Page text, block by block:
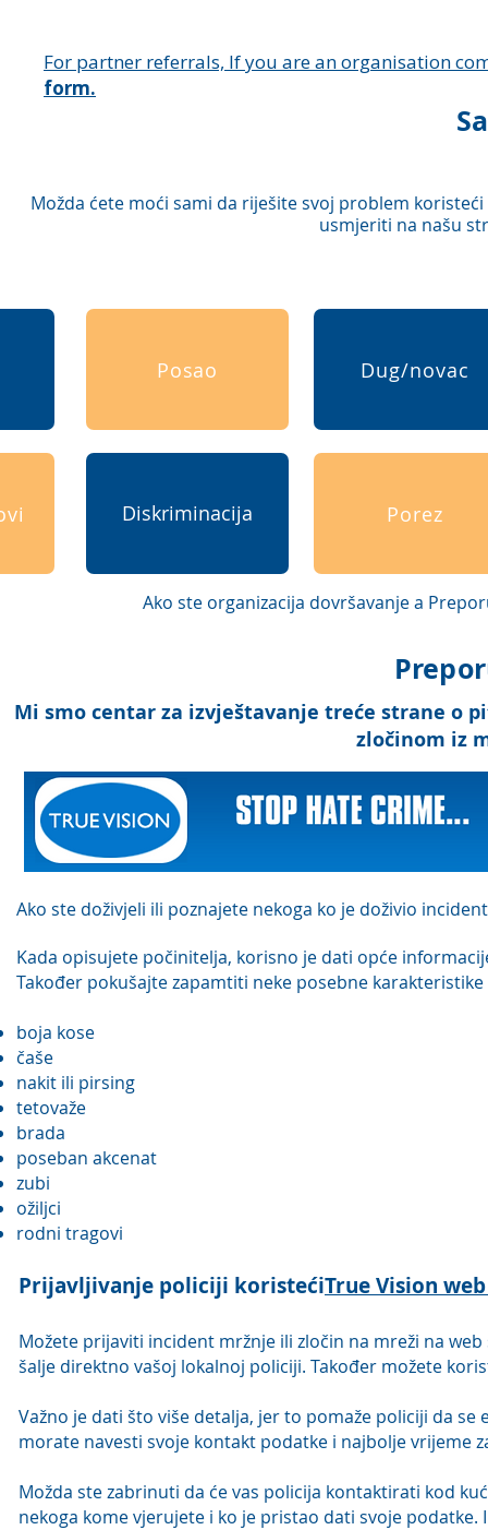
For partner referrals, If you are an organisation
form.
Možda ćete moći sami da riješite svoj problem
usmjeriti na našu
Posao Dug/novac
Diskriminacija Porez
Ako ste organizacija dovršavanjea
Mi smo centar za izvještavanje treće strane o
zločinom iz
Ako ste doživjeli ili poznajete nekoga ko je doživio
Kada opisujete počinitelja, korisno je dati opće
Također pokušajte zapamtiti neke posebne karakteristike
boja kose
čaše
nakit ili pirsing
tetovaže
brada
poseban akcenat
zubi
ožiljci
rodni tragovi
Prijavljivanje policiji koristećiTrue Vision
Možete prijaviti incident mržnje ili zločin na mreži na
šalje direktno vašoj lokalnoj policiji. Također možete
Važno je dati što više detalja, jer to pomaže policiji da
morate navesti svoje kontakt podatke i najbolje vrijeme
Možda ste zabrinuti da će vas policija kontaktirati kod
nekoga kome vjerujete i ko je pristao dati svoje